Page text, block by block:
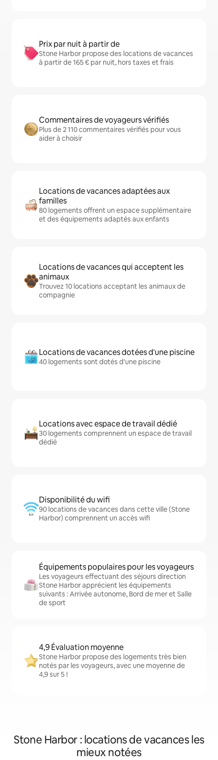
Prix par nuit à partir de
Stone Harbor propose des locations de vacances
à partir de 165 € par nuit, hors taxes et frais
Commentaires de voyageurs vérifiés
Plus de 2 110 commentaires vérifiés pour vous
aider à choisir
Locations de vacances adaptées aux
familles
80 logements offrent un espace supplémentaire
et des équipements adaptés aux enfants
Locations de vacances qui acceptent les
animaux
Trouvez 10 locations acceptant les animaux de
compagnie
Locations de vacances dotées d'une piscine
40 logements sont dotés d'une piscine
Locations avec espace de travail dédié
30 logements comprennent un espace de travail
dédié
Disponibilité du wifi
90 locations de vacances dans cette ville (Stone
Harbor) comprennent un accès wifi
Équipements populaires pour les voyageurs
Les voyageurs effectuant des séjours direction
Stone Harbor apprécient les équipements
suivants : Arrivée autonome, Bord de mer et Salle
de sport
4,9 Évaluation moyenne
Stone Harbor propose des logements très bien
notés par les voyageurs, avec une moyenne de
4,9 sur 5 !
Stone Harbor : locations de vacances les
mieux notées